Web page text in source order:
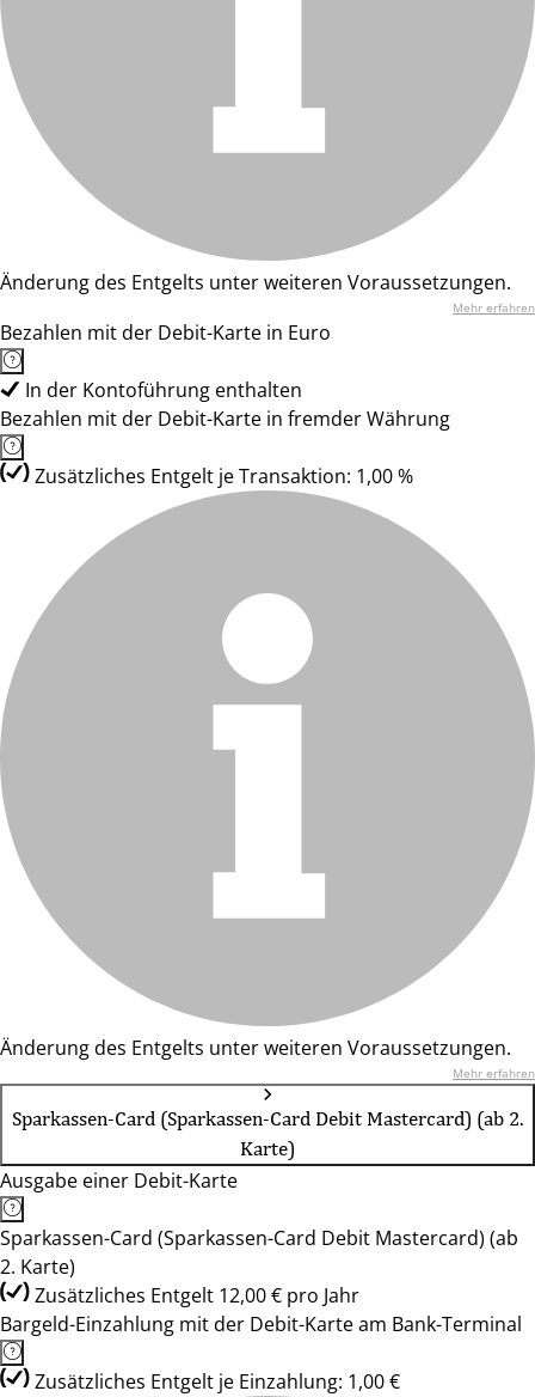
Änderung des Entgelts unter weiteren Voraussetzungen.
Mehr erfahren
Bezahlen mit der Debit-Karte in Euro
In der Kontoführung enthalten
Bezahlen mit der Debit-Karte in fremder Währung
Zusätzliches Entgelt je Transaktion: 1,00 %
Änderung des Entgelts unter weiteren Voraussetzungen.
Mehr erfahren
Sparkassen-Card (Sparkassen-Card Debit Mastercard) (ab 2.
Karte)
Ausgabe einer Debit-Karte
Sparkassen-Card (Sparkassen-Card Debit Mastercard) (ab
2. Karte)
Zusätzliches Entgelt 12,00 € pro Jahr
Bargeld-Einzahlung mit der Debit-Karte am Bank-Terminal
Zusätzliches Entgelt je Einzahlung: 1,00 €